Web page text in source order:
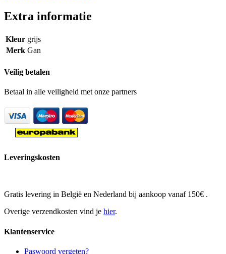
Extra informatie
Kleur grijs
Merk Gan
Veilig betalen
Betaal in alle veiligheid met onze partners
Leveringskosten
Gratis levering in België en Nederland bij aankoop vanaf 150€ .
Overige verzendkosten vind je hier.
Klantenservice
Paswoord vergeten?